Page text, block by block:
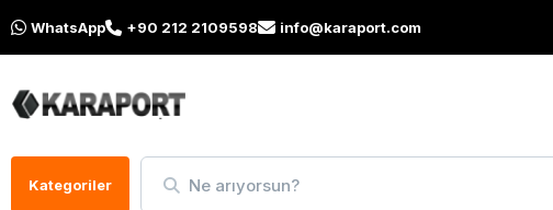
WhatsApp +90 212 2109598 info@karaport.com
Kategoriler Ne arıyorsun?